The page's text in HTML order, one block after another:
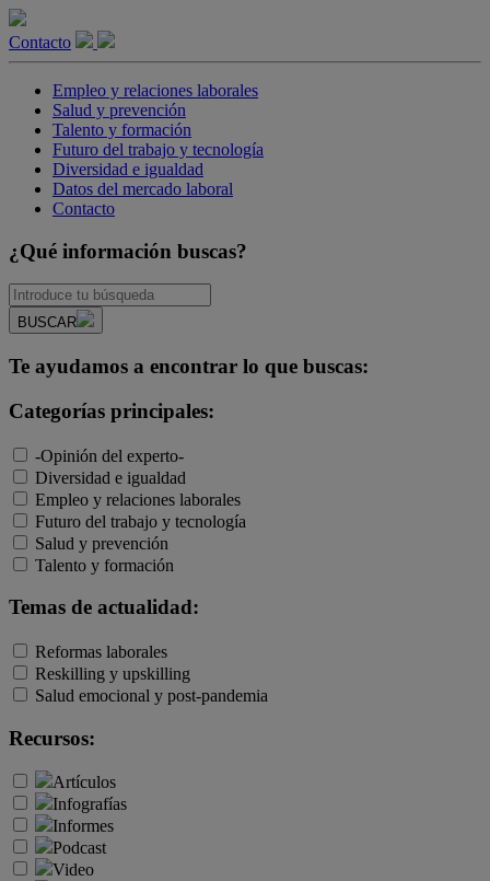
Contacto
Empleo y relaciones laborales
Salud y prevención
Talento y formación
Futuro del trabajo y tecnología
Diversidad e igualdad
Datos del mercado laboral
Contacto
¿Qué información buscas?
BUSCAR
Te ayudamos a encontrar lo que buscas:
Categorías principales:
-Opinión del experto-
Diversidad e igualdad
Empleo y relaciones laborales
Futuro del trabajo y tecnología
Salud y prevención
Talento y formación
Temas de actualidad:
Reformas laborales
Reskilling y upskilling
Salud emocional y post-pandemia
Recursos:
Artículos
Infografías
Informes
Podcast
Video